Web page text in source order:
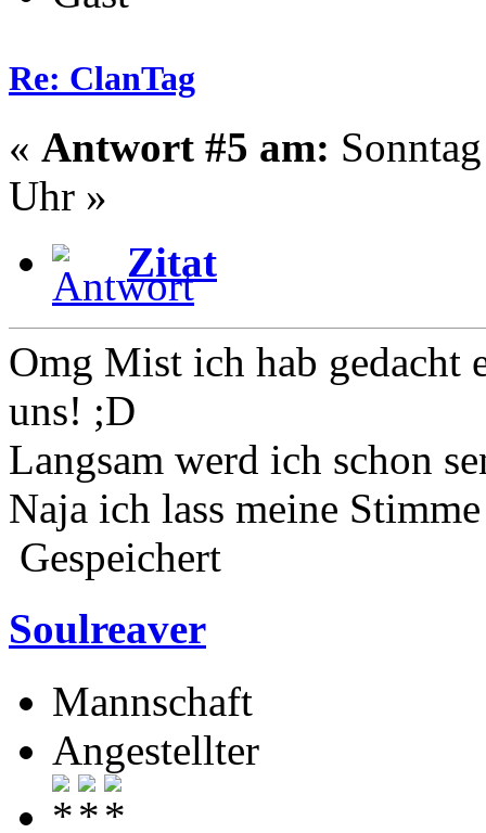
Re: ClanTag
« Antwort #5 am:
Uhr »
Zitat
Omg Mist ich hab gedacht
uns! ;D
Langsam werd ich schon
Naja ich lass meine
Gespeichert
Soulreaver
Mannschaft
Angestellter